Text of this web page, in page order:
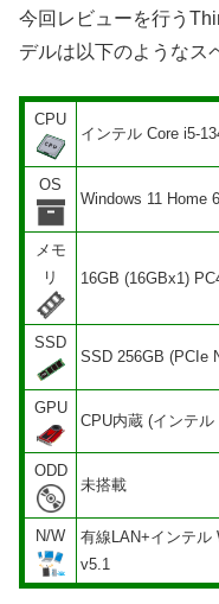
今回レビューを行う
デルは以下のようなス
CPU
インテル Core i5-
OS
Windows 11 Home
メモ
リ
16GB (16GBx1)
SSD
SSD 256GB (PCIe
GPU
CPU内蔵 (インテ
ODD
未搭載
N/W
有線LAN+インテル
v5.1